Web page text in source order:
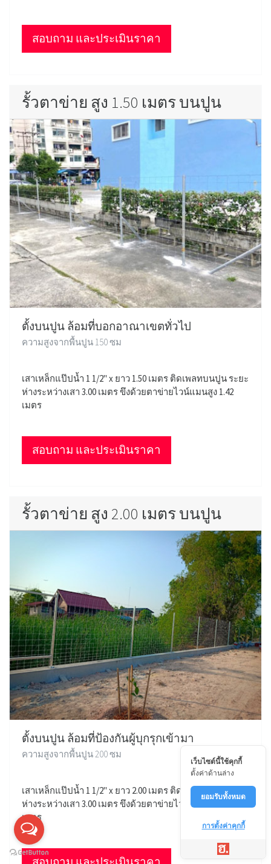
สอบถาม และประเมินราคา
รั้วตาข่าย สูง 1.50 เมตร บนปูน
ตั้งบนปูน ล้อมที่บอกอาณาเขตทั่วไป
ความสูงจากพื้นปูน 150 ซม
เสาเหล็กแป๊ปน้ำ 1 1/2" x ยาว 1.50 เมตร ติดเพลทบนปูน ระยะ
ห่างระหว่างเสา 3.00 เมตร ขึงด้วยตาข่ายไวน์แมนสูง 1.42
เมตร
สอบถาม และประเมินราคา
รั้วตาข่าย สูง 2.00 เมตร บนปูน
ตั้งบนปูน ล้อมที่ป้องกันผู้บุกรุกเข้ามา
ความสูงจากพื้นปูน 200 ซม
เสาเหล็กแป๊ปน้ำ 1 1/2" x ยาว 2.00 เมตร ติดเพลทบนปูน ระยะ
ห่างระหว่างเสา 3.00 เมตร ขึงด้วยตาข่ายไวน์แมนสูง 2.00
เมตร
เว็บไซต์นี้ใช้คุกกี้
ตั้งค่าด้านล่าง
ยอมรับทั้งหมด
การตั้งค่าคุกกี้